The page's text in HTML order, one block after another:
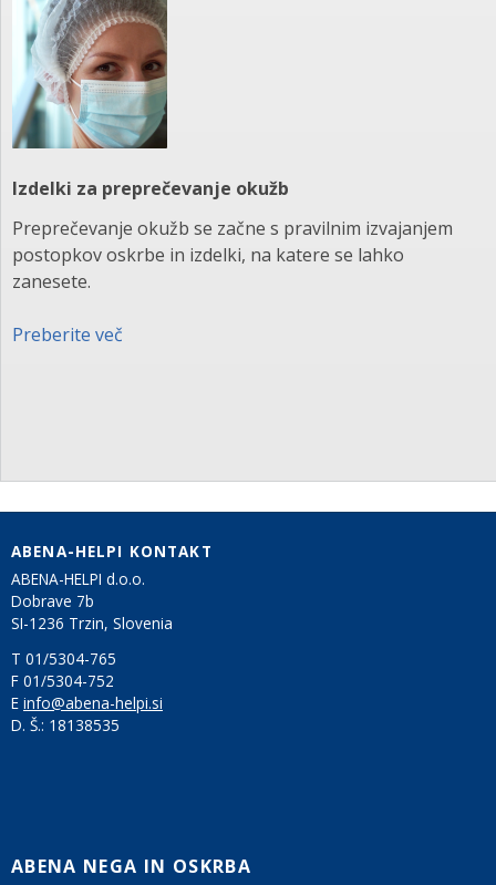
Izdelki za preprečevanje okužb
Preprečevanje okužb se začne s pravilnim izvajanjem
postopkov oskrbe in izdelki, na katere se lahko
zanesete.
Preberite več
ABENA-HELPI KONTAKT
ABENA-HELPI d.o.o.
Dobrave 7b
SI-1236 Trzin, Slovenia
T 01/5304-765
F 01/5304-752
E info@abena-helpi.si
D. Š.: 18138535
ABENA NEGA IN OSKRBA